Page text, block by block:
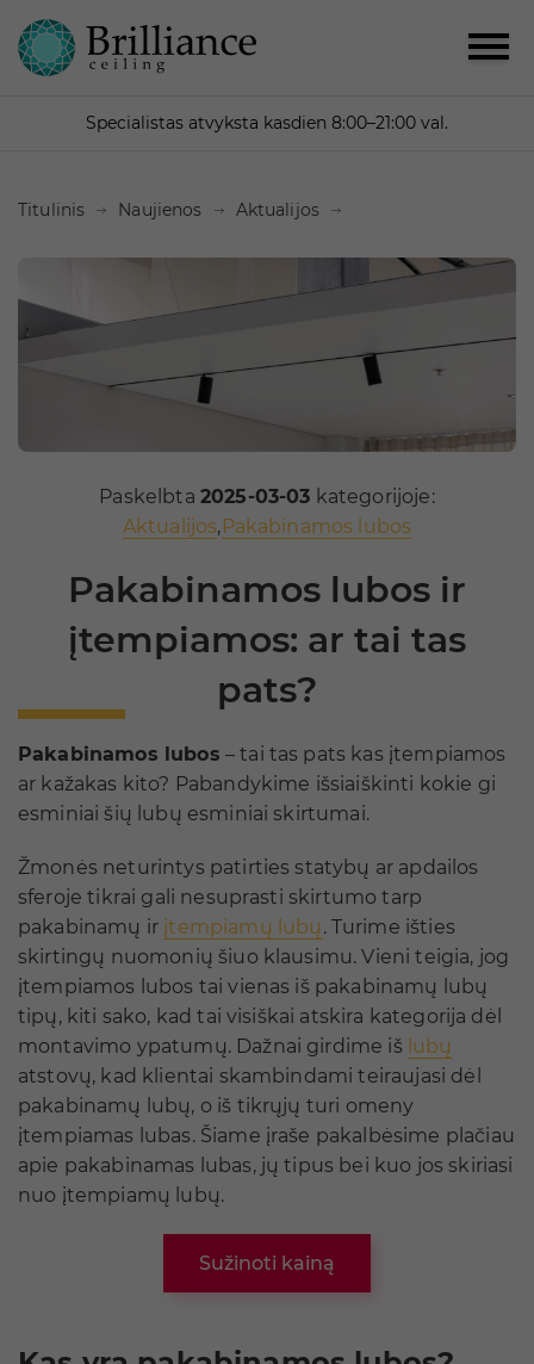
Specialistas atvyksta kasdien 8:00–21:00 val.
Titulinis Naujienos Aktualijos
Paskelbta 2025-03-03 kategorijoje:
Aktualijos, Pakabinamos lubos
Pakabinamos lubos ir
įtempiamos: ar tai tas
pats?
Pakabinamos lubos – tai tas pats kas įtempiamos
ar kažakas kito? Pabandykime išsiaiškinti kokie gi
esminiai šių lubų esminiai skirtumai.
Žmonės neturintys patirties statybų ar apdailos
sferoje tikrai gali nesuprasti skirtumo tarp
pakabinamų ir įtempiamų lubų . Turime išties
skirtingų nuomonių šiuo klausimu. Vieni teigia, jog
įtempiamos lubos tai vienas iš pakabinamų lubų
tipų, kiti sako, kad tai visiškai atskira kategorija dėl
montavimo ypatumų. Dažnai girdime iš lubų
atstovų, kad klientai skambindami teiraujasi dėl
pakabinamų lubų, o iš tikrųjų turi omeny
įtempiamas lubas. Šiame įraše pakalbėsime plačiau
apie pakabinamas lubas, jų tipus bei kuo jos skiriasi
nuo įtempiamų lubų.
Sužinoti kainą